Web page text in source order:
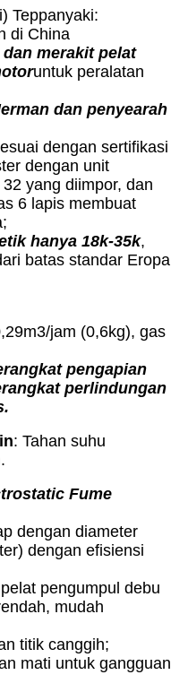
Teppanyaki:
di China
merakit pelat
untuk peralatan
dan penyearah
dengan sertifikasi
dengan unit
yang diimpor, dan
6 lapis membuat
hanya 18k-35k,
batas standar Eropa
jam (0,6kg), gas
pengapian
perlindungan
: Tahan suhu
Fume
dengan diameter
dengan efisiensi
pengumpul debu
mudah
titik canggih;
mati untuk gangguan